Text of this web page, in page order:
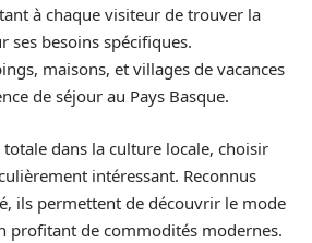
à chaque visiteur de trouver la
ses besoins spécifiques.
maisons, et villages de vacances
de séjour au Pays Basque.
dans la culture locale, choisir
intéressant. Reconnus
ils permettent de découvrir le mode
profitant de commodités modernes.